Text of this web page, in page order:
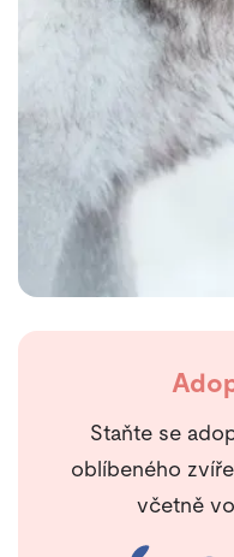
Staňte se
oblíbeného
včetně